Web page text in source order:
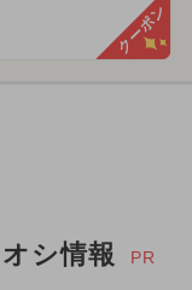
クーポン
シ情報 PR